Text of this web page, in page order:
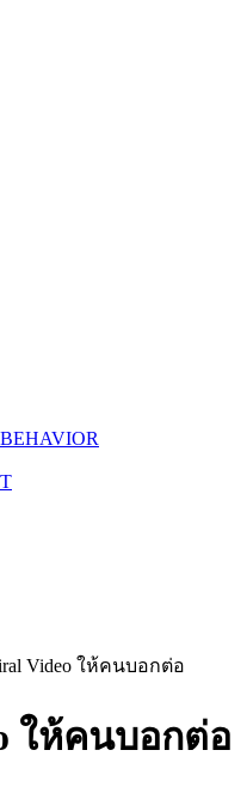
Video ให้คนบอกต่อ
ให้คนบอกต่อ